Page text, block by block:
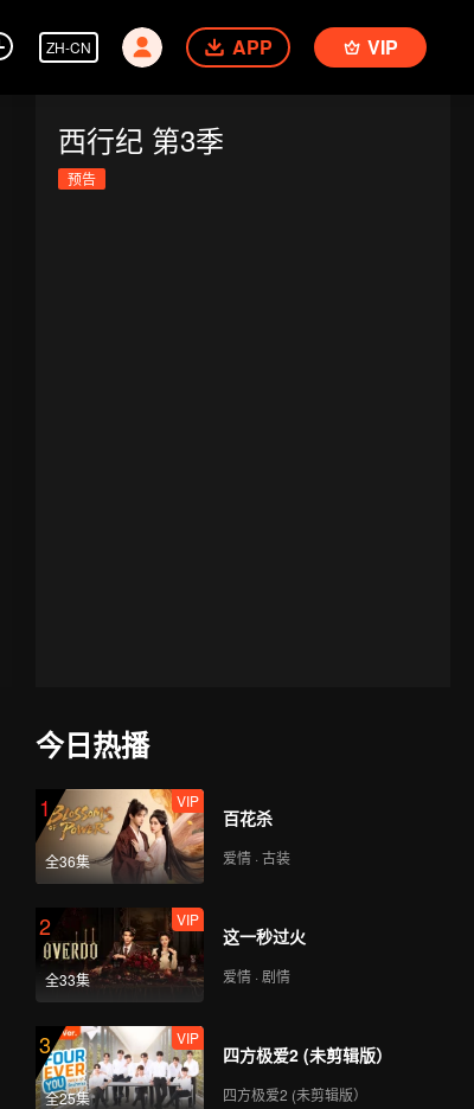
ZH-CN APP VIP
西行纪 第3季
预告
今日热播
1
全36集
VIP
百花杀
爱情 · 古装
2
全33集
VIP
这一秒过火
爱情 · 剧情
3
全25集
VIP
四方极爱2 (未剪辑版）
四方极爱2 (未剪辑版）